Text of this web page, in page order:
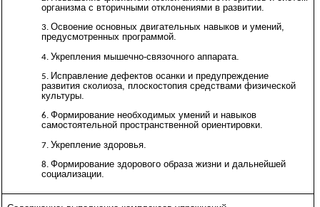
организма с вторичными отклонениями в развитии.
Освоение основных двигательных навыков и умений,
предусмотренных программой.
Укрепления мышечно-связочного аппарата.
Исправление дефектов осанки и предупреждение
развития сколиоза, плоскостопия средствами физической
культуры.
Формирование необходимых умений и навыков
самостоятельной пространственной ориентировки.
Укрепление здоровья.
Формирование здорового образа жизни и дальнейшей
социализации.